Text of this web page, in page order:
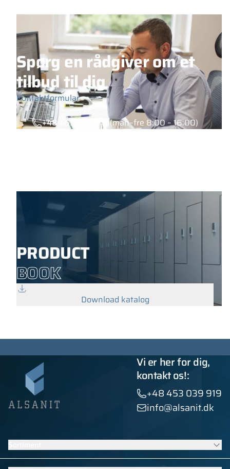
Spørg en rådgiver om et
tilbud til dig
Kontaktformular
+48 453 039 919(man–fre 8:00 – 16:00)
PRODUCT
BOOK
Download katalog
Vi er her for dig,
kontakt os!:
+48 453 039 919
info@alsanit.dk
Skabe